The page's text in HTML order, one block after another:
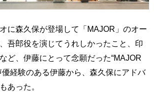
に森久保が登場して「MAJOR」のオー
吾郎役を演じてうれしかったこと、印
ど、伊藤にとって念願だった“MAJOR
優経験のある伊藤から、森久保にアドバ
あった。